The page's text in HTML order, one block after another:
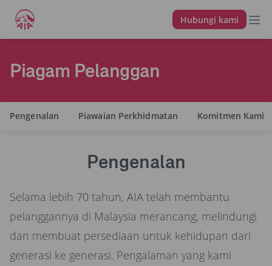
Hubungi kami
Piagam Pelanggan
Pengenalan Piawaian Perkhidmatan Komitmen Kami
Pengenalan
Selama lebih 70 tahun, AIA telah membantu
pelanggannya di Malaysia merancang, melindungi
dan membuat persediaan untuk kehidupan dari
generasi ke generasi. Pengalaman yang kami